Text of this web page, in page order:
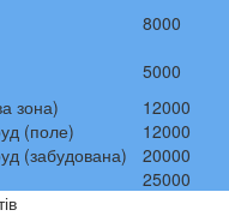
8000
5000
зона)
12000
(поле)
12000
(забудована)
20000
25000